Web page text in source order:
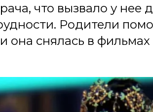
что вызвало у нее
Родители
она снялась в